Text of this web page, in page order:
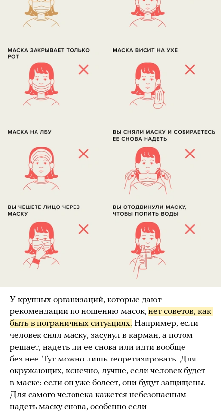
У крупных организаций, которые дают
рекомендации по ношению масок, нет советов, как
быть в пограничных ситуациях. Например, если
человек снял маску, засунул в карман, а потом
решает, надеть ли ее снова или идти вообще
без нее. Тут можно лишь теоретизировать. Для
окружающих, конечно, лучше, если человек будет
в маске: если он уже болеет, они будут защищены.
Для самого человека кажется небезопасным
надеть маску снова, особенно если